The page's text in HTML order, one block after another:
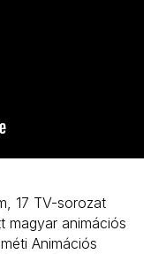
17 TV-sorozat
magyar animációs
Animációs